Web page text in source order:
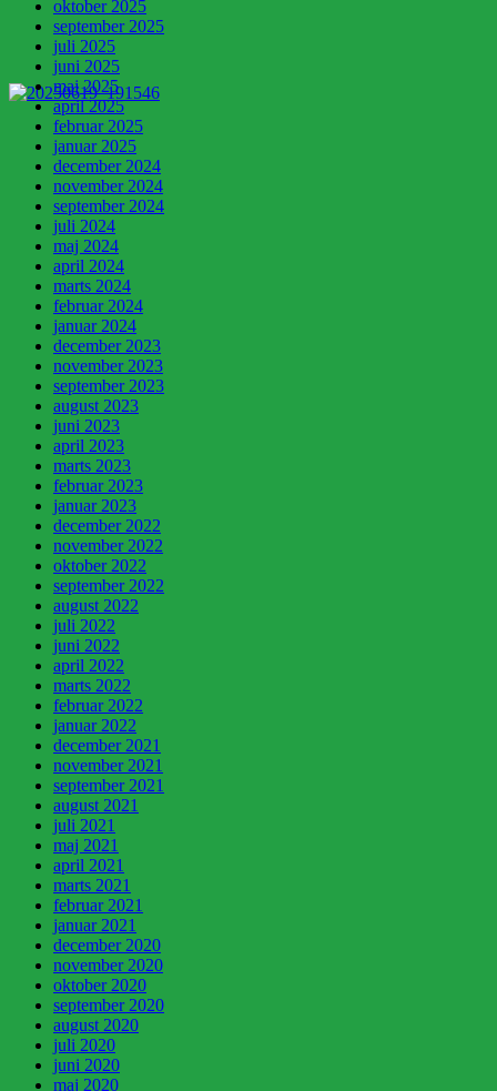
oktober 2025
september 2025
juli 2025
juni 2025
maj 2025
april 2025
februar 2025
januar 2025
december 2024
november 2024
september 2024
juli 2024
maj 2024
april 2024
marts 2024
februar 2024
januar 2024
december 2023
november 2023
september 2023
august 2023
juni 2023
april 2023
marts 2023
februar 2023
januar 2023
december 2022
november 2022
oktober 2022
september 2022
august 2022
juli 2022
juni 2022
april 2022
marts 2022
februar 2022
januar 2022
december 2021
november 2021
september 2021
august 2021
juli 2021
maj 2021
april 2021
marts 2021
februar 2021
januar 2021
december 2020
november 2020
oktober 2020
september 2020
august 2020
juli 2020
juni 2020
maj 2020